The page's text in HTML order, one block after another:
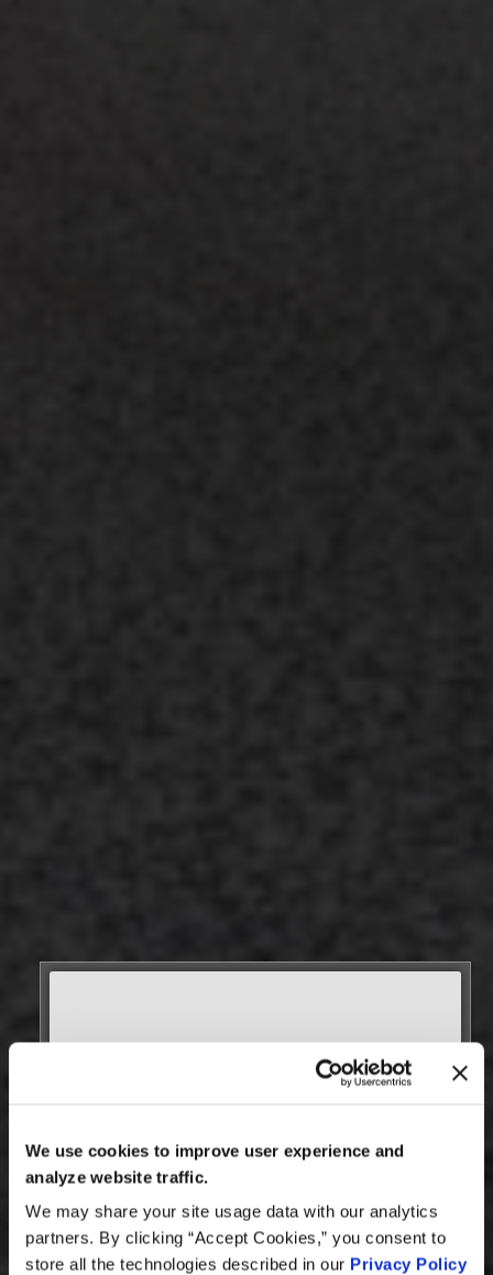
We use cookies to improve user experience and
analyze website traffic.
We may share your site usage data with our analytics
partners. By clicking “Accept Cookies,” you consent to
store all the technologies described in our Privacy Policy
MEET WITH US AT
September 8–12, 2026
Book your meeting NOW